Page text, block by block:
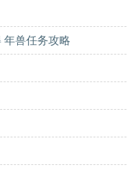
年兽任务攻略